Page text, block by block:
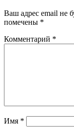
Ваш адрес email не
помечены *
Комментарий *
Имя *